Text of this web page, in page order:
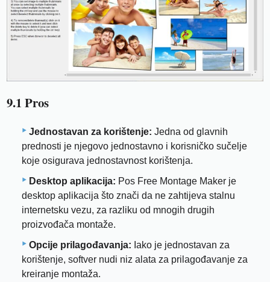
9.1 Pros
Jednostavan za korištenje: Jedna od glavnih
prednosti je njegovo jednostavno i korisničko sučelje
koje osigurava jednostavnost korištenja.
Desktop aplikacija: Pos Free Montage Maker je
desktop aplikacija što znači da ne zahtijeva stalnu
internetsku vezu, za razliku od mnogih drugih
proizvođača montaže.
Opcije prilagođavanja: Iako je jednostavan za
korištenje, softver nudi niz alata za prilagođavanje za
kreiranje montaža.